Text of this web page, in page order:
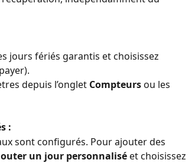
jours fériés garantis et choisissez
depuis l’onglet Compteurs ou les
:
sont configurés. Pour ajouter des
un jour personnalisé et choisissez